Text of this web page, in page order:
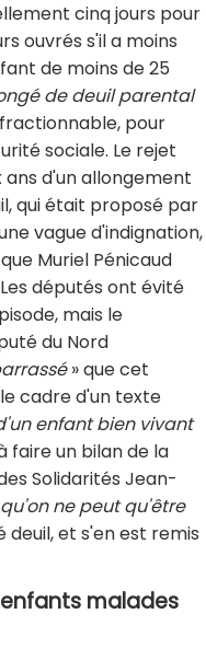
cinq jours pour
ouvrés s'il a moins
de moins de 25
de deuil parental
pour
sociale. Le rejet
ans d'un allongement
qui était proposé par
vague d'indignation,
Muriel Pénicaud
députés ont évité
mais le
du Nord
» que cet
cadre d'un texte
enfant bien vivant
faire un bilan de la
Solidarités Jean-
qu'on ne peut qu'être
deuil, et s'en est remis
malades